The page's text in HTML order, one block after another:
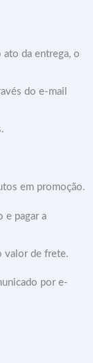
ato da entrega, o
do e-mail
em promoção.
e pagar a
valor de frete.
por e-